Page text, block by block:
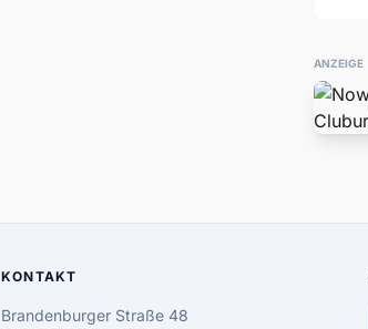
ANZEIGE
KONTAKT
Brandenburger Straße 48